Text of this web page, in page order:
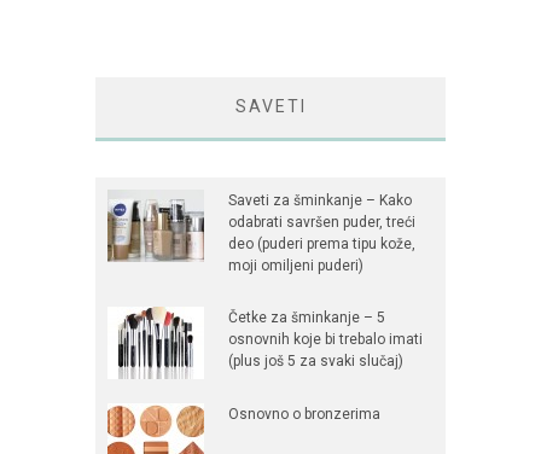
SAVETI
Saveti za šminkanje – Kako
odabrati savršen puder, treći
deo (puderi prema tipu kože,
moji omiljeni puderi)
Četke za šminkanje – 5
osnovnih koje bi trebalo imati
(plus još 5 za svaki slučaj)
Osnovno o bronzerima